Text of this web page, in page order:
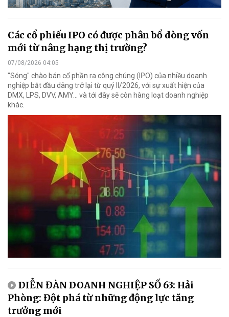
Các cổ phiếu IPO có được phân bổ dòng vốn
mới từ nâng hạng thị trường?
07/08/2026 04:05
"Sóng" chào bán cổ phần ra công chúng (IPO) của nhiều doanh
nghiệp bắt đầu dâng trở lại từ quý II/2026, với sự xuất hiện của
DMX, LPS, DVV, AMY... và tới đây sẽ còn hàng loạt doanh nghiệp
khác.
DIỄN ĐÀN DOANH NGHIỆP SỐ 63: Hải
Phòng: Đột phá từ những động lực tăng
trưởng mới